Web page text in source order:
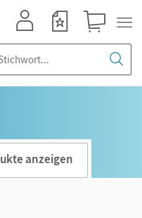
anzeigen